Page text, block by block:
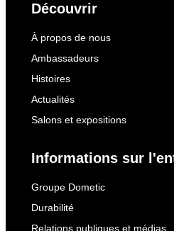
Découvrir
À propos de nous
Ambassadeurs
Histoires
Actualités
Salons et expositions
Informations sur
Groupe Dometic
Durabilité
Relations publiques et médias